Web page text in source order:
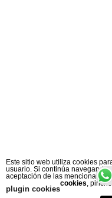
Este sitio web utiliza cookies
usuario. Si continúa navegando
aceptación de las mencionadas
cookies,
plugin cookies